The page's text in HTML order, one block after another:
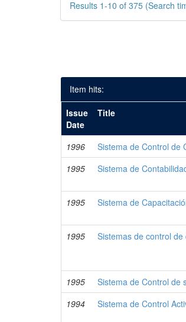
Results 1-10 of 375 (Search
Item hits:
Issue
Date
Title
1996 Sistema de Control de
1995
Sistema de
1995
Sistema de
1995
Sistemas de control
1995
Sistema de Control de
1994
Sistema de Control